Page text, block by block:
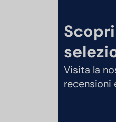
Visita la
recensioni